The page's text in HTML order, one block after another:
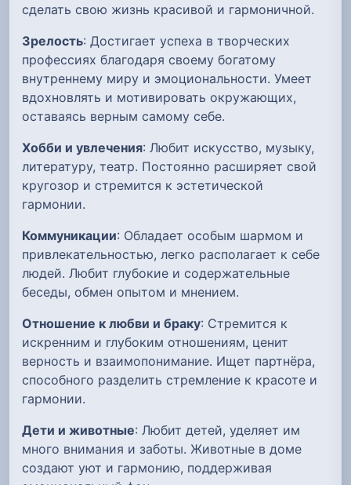
сделать свою жизнь красивой и гармоничной.
Зрелость: Достигает успеха в творческих
профессиях благодаря своему богатому
внутреннему миру и эмоциональности. Умеет
вдохновлять и мотивировать окружающих,
оставаясь верным самому себе.
Хобби и увлечения: Любит искусство, музыку,
литературу, театр. Постоянно расширяет свой
кругозор и стремится к эстетической
гармонии.
Коммуникации: Обладает особым шармом и
привлекательностью, легко располагает к себе
людей. Любит глубокие и содержательные
беседы, обмен опытом и мнением.
Отношение к любви и браку: Стремится к
искренним и глубоким отношениям, ценит
верность и взаимопонимание. Ищет партнёра,
способного разделить стремление к красоте и
гармонии.
Дети и животные: Любит детей, уделяет им
много внимания и заботы. Животные в доме
создают уют и гармонию, поддерживая